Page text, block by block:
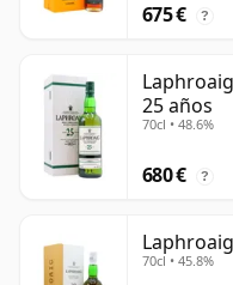
675 € ?
25 años
70cl • 48.6%
680 € ?
70cl • 45.8%